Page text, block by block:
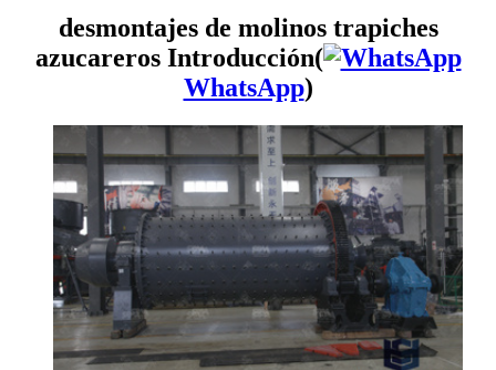
desmontajes de molinos trapiches
azucareros Introducción(
WhatsApp)